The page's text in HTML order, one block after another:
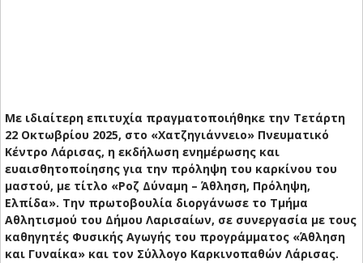
Με ιδιαίτερη επιτυχία πραγματοποιήθηκε την Τετάρτη
22 Οκτωβρίου 2025, στο «Χατζηγιάννειο» Πνευματικό
Κέντρο Λάρισας, η εκδήλωση ενημέρωσης και
ευαισθητοποίησης για την πρόληψη του καρκίνου του
μαστού, με τίτλο «Ροζ Δύναμη – Άθληση, Πρόληψη,
Ελπίδα». Την πρωτοβουλία διοργάνωσε το Τμήμα
Αθλητισμού του Δήμου Λαρισαίων, σε συνεργασία με τους
καθηγητές Φυσικής Αγωγής του προγράμματος «Άθληση
και Γυναίκα» και τον Σύλλογο Καρκινοπαθών Λάρισας.